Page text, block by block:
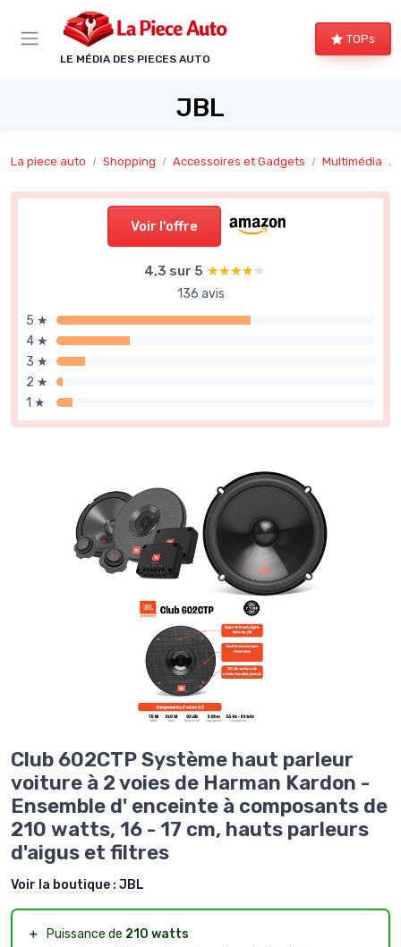
LE MÉDIA DES PIECES AUTO
TOPs
JBL
La piece auto Shopping Accessoires et Gadgets Multimédia
Voir l'offre
4,3 sur 5 ★★★★★
★★★★★
136 avis
5 ★
4 ★
3 ★
2 ★
1 ★
Club 602CTP Système haut parleur
voiture à 2 voies de Harman Kardon -
Ensemble d' enceinte à composants de
210 watts, 16 - 17 cm, hauts parleurs
d'aigus et filtres
Voir la boutique : JBL
＋ Puissance de 210 watts
Panneau de gestion des cookies